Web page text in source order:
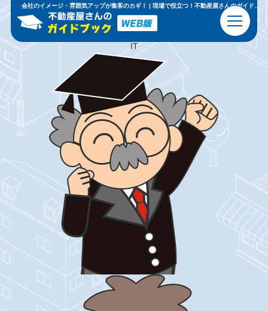
現場で恥をかかないための 基礎知識 と心得
ビジネスマナー
不動産の基本
IT